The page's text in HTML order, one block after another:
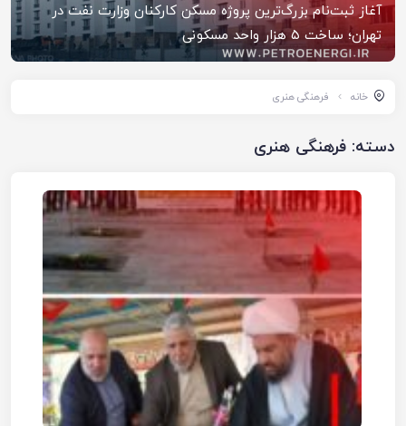
آغاز ثبت‌نام بزرگ‌ترین پروژه مسکن کارکنان وزارت نفت در
تهران؛ ساخت ۵ هزار واحد مسکونی
خانه فرهنگی هنری
دسته: فرهنگی هنری